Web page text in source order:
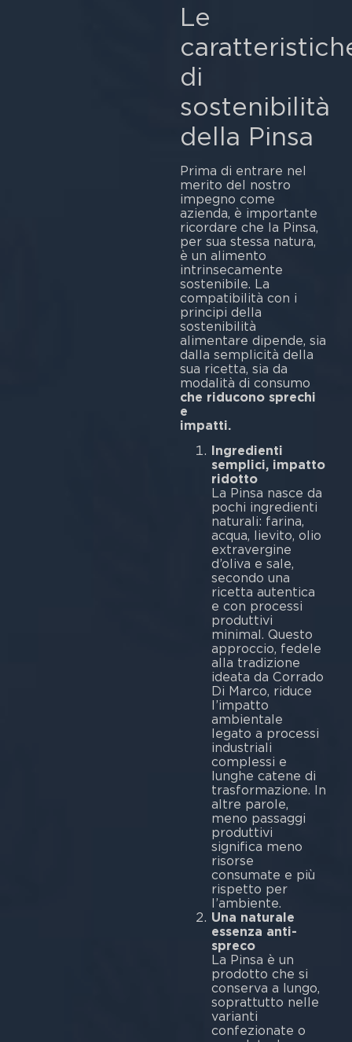
Le
di
sostenibilità
della Pinsa
Prima di entrare nel
merito del nostro
impegno come
azienda, è importante
ricordare che la Pinsa,
per sua stessa natura,
è un alimento
intrinsecamente
sostenibile. La
compatibilità con i
principi della
sostenibilità
alimentare dipende, sia
dalla semplicità della
sua ricetta, sia da
modalità di consumo
che riducono sprechi
e
impatti.
Ingredienti
semplici, impatto
ridotto
La Pinsa nasce da
pochi ingredienti
naturali: farina,
acqua, lievito, olio
extravergine
d’oliva e sale,
secondo una
ricetta autentica
e con processi
produttivi
minimal. Questo
approccio, fedele
alla tradizione
ideata da Corrado
Di Marco, riduce
l’impatto
ambientale
legato a processi
industriali
complessi e
lunghe catene di
trasformazione. In
altre parole,
meno passaggi
produttivi
significa meno
risorse
consumate e più
rispetto per
l’ambiente.
Una naturale
essenza anti-
spreco
La Pinsa è un
prodotto che si
conserva a lungo,
soprattutto nelle
varianti
confezionate o